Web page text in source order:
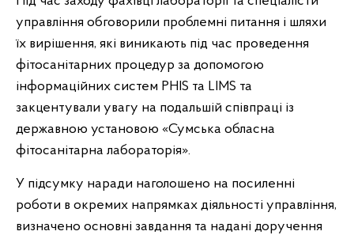
управління обговорили проблемні питання і шляхи
їх вирішення, які виникають під час проведення
фітосанітарних процедур за допомогою
інформаційних систем PHIS та LIMS та
закцентували увагу на подальшій співпраці із
державною установою «Сумська обласна
фітосанітарна лабораторія».
У підсумку наради наголошено на посиленні
роботи в окремих напрямках діяльності управління,
визначено основні завдання та надані доручення